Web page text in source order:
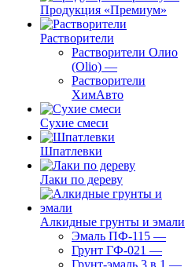
Продукция «Премиум»
Растворители
Растворители Олио
(Olio) —
Растворители
ХимАвто
Сухие смеси
Шпатлевки
Лаки по дереву
Алкидные грунты и эмали
Эмаль ПФ-115 —
Грунт ГФ-021 —
Грунт-эмаль 3 в 1 —